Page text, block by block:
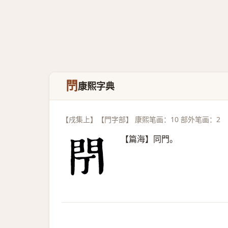
閅 康熙字典
【戌集上】【門字部】 康熙笔画：10 部外笔画：2
【篇海】同門。